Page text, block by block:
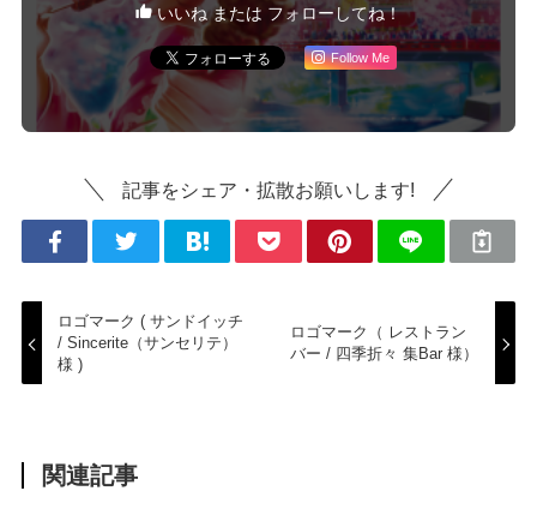
いいね または フォローしてね！
Follow Me
記事をシェア・拡散お願いします!
ロゴマーク ( サンドイッチ
/ Sincerite（サンセリテ）
様 )
ロゴマーク（ レストラン
バー / 四季折々 集Bar 様）
関連記事